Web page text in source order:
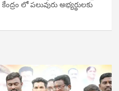
లో పలువురు అభ్యర్థులకు